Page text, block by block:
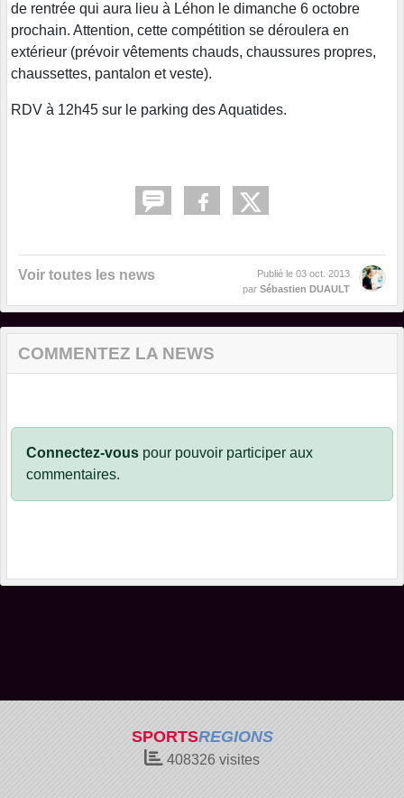
de rentrée qui aura lieu à Léhon le dimanche 6 octobre
prochain. Attention, cette compétition se déroulera en
extérieur (prévoir vêtements chauds, chaussures propres,
chaussettes, pantalon et veste).
RDV à 12h45 sur le parking des Aquatides.
Voir toutes les news Publié le 03 oct. 2013
par Sébastien DUAULT
COMMENTEZ LA NEWS
Connectez-vous pour pouvoir participer aux
commentaires.
SPORTSREGIONS
408326 visites